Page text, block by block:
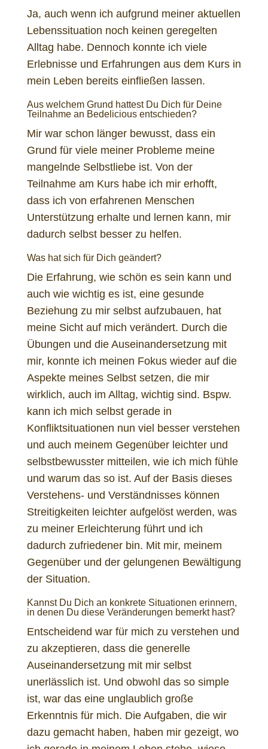
Ja, auch wenn ich aufgrund meiner aktuellen
Lebenssituation noch keinen geregelten
Alltag habe. Dennoch konnte ich viele
Erlebnisse und Erfahrungen aus dem Kurs in
mein Leben bereits einfließen lassen.
Aus welchem Grund hattest Du Dich für Deine
Teilnahme an Bedelicious entschieden?
Mir war schon länger bewusst, dass ein
Grund für viele meiner Probleme meine
mangelnde Selbstliebe ist. Von der
Teilnahme am Kurs habe ich mir erhofft,
dass ich von erfahrenen Menschen
Unterstützung erhalte und lernen kann, mir
dadurch selbst besser zu helfen.
Was hat sich für Dich geändert?
Die Erfahrung, wie schön es sein kann und
auch wie wichtig es ist, eine gesunde
Beziehung zu mir selbst aufzubauen, hat
meine Sicht auf mich verändert. Durch die
Übungen und die Auseinandersetzung mit
mir, konnte ich meinen Fokus wieder auf die
Aspekte meines Selbst setzen, die mir
wirklich, auch im Alltag, wichtig sind. Bspw.
kann ich mich selbst gerade in
Konfliktsituationen nun viel besser verstehen
und auch meinem Gegenüber leichter und
selbstbewusster mitteilen, wie ich mich fühle
und warum das so ist. Auf der Basis dieses
Verstehens- und Verständnisses können
Streitigkeiten leichter aufgelöst werden, was
zu meiner Erleichterung führt und ich
dadurch zufriedener bin. Mit mir, meinem
Gegenüber und der gelungenen Bewältigung
der Situation.
Kannst Du Dich an konkrete Situationen erinnern,
in denen Du diese Veränderungen bemerkt hast?
Entscheidend war für mich zu verstehen und
zu akzeptieren, dass die generelle
Auseinandersetzung mit mir selbst
unerlässlich ist. Und obwohl das so simple
ist, war das eine unglaublich große
Erkenntnis für mich. Die Aufgaben, die wir
dazu gemacht haben, haben mir gezeigt, wo